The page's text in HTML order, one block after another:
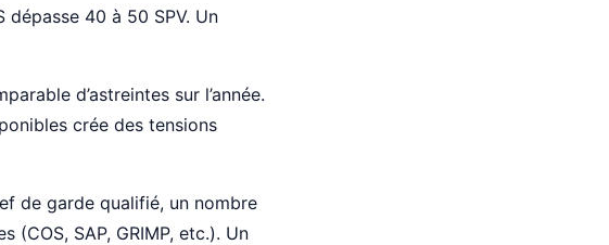
dépasse 40 à 50 SPV. Un
d’astreintes sur l’année.
crée des tensions
de garde qualifié, un nombre
(COS, SAP, GRIMP, etc.). Un